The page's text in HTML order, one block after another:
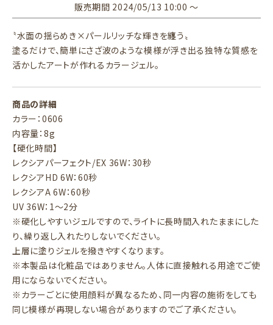
販売期間 2024/05/13 10:00〜
〝水面の揺らめき×パールリッチな輝きを纏う〟
塗るだけで、簡単にさざ波のような模様が浮き出る独特な質感を
活かしたアートが作れるカラージェル。
商品の詳細
カラー：0606
内容量：8g
【硬化時間】
レクシアパーフェクト/EX 36W：30秒
レクシアHD 6W：60秒
レクシアA 6W：60秒
UV 36W：1～2分
※硬化しやすいジェルですので、ライトに長時間入れたままにした
り、繰り返し入れたりしないでください。
上層に塗りジェルを撥きやすくなります。
※本製品は化粧品ではありません。人体に直接触れる用途でご使
用にならないでください。
※カラーごとに使用顔料が異なるため、同一内容の施術をしても
同じ模様が再現しない場合がありますのでご了承ください。